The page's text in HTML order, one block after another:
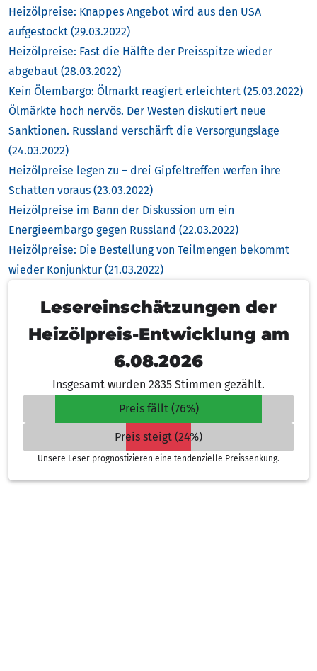
Heizölpreise: Knappes Angebot wird aus den USA
aufgestockt (29.03.2022)
Heizölpreise: Fast die Hälfte der Preisspitze wieder
abgebaut (28.03.2022)
Kein Ölembargo: Ölmarkt reagiert erleichtert (25.03.2022)
Ölmärkte hoch nervös. Der Westen diskutiert neue
Sanktionen. Russland verschärft die Versorgungslage
(24.03.2022)
Heizölpreise legen zu – drei Gipfeltreffen werfen ihre
Schatten voraus (23.03.2022)
Heizölpreise im Bann der Diskussion um ein
Energieembargo gegen Russland (22.03.2022)
Heizölpreise: Die Bestellung von Teilmengen bekommt
wieder Konjunktur (21.03.2022)
Lesereinschätzungen der
Heizölpreis-Entwicklung am
6.08.2026
Insgesamt wurden 2835 Stimmen gezählt.
Preis fällt (76%)
Preis steigt (24%)
Unsere Leser prognostizieren eine tendenzielle Preissenkung.